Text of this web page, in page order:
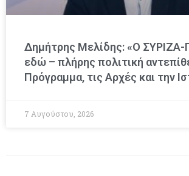
Δημήτρης Μελίδης: «Ο ΣΥΡΙΖΑ-
εδώ – πλήρης πολιτική
Πρόγραμμα, τις Αρχές και την
7 Αυγούστου, 2026